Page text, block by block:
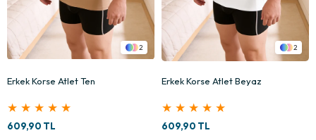
2
Erkek Korse Atlet Ten
★ ★ ★ ★ ★
609,90 TL
2
Erkek Korse Atlet Beyaz
★ ★ ★ ★ ★
609,90 TL